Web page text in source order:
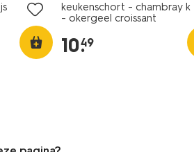
keukenschort - chambray
- okergeel croissant
10.
49